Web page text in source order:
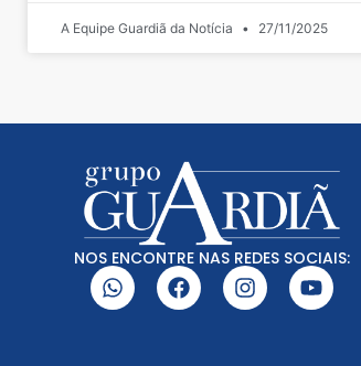
A Equipe Guardiã da Notícia 27/11/2025
NOS ENCONTRE NAS REDES SOCIAIS: